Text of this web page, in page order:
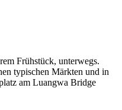
Frühstück, unterwegs.
typischen Märkten und in
am Luangwa Bridge